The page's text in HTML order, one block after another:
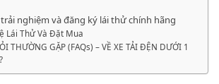
nghiệm và đăng ký lái thử chính hãng
Lái Thử Và Đặt Mua
THƯỜNG GẶP (FAQs) – VỀ XE TẢI ĐỆN DƯỚI 1